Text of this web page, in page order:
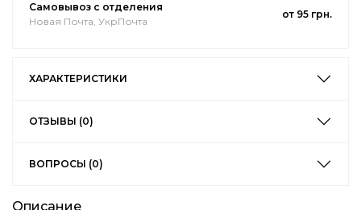
Самовывоз с отделения
Новая Почта, УкрПочта
от 95 грн.
ХАРАКТЕРИСТИКИ
ОТЗЫВЫ (0)
ВОПРОСЫ (0)
Описание